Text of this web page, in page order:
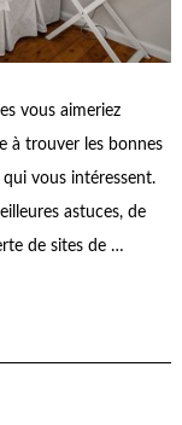
vous aimeriez
à trouver les bonnes
vous intéressent.
astuces, de
de sites de …